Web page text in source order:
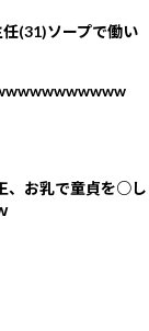
(31)ソープで働い
、お乳で童貞を○し